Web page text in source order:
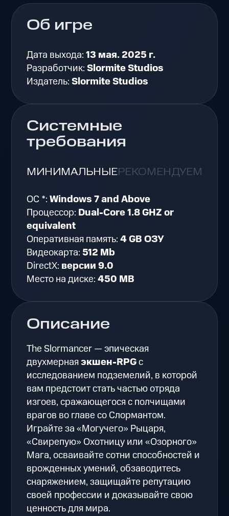
Описание
The Slormancer — эпическая
двухмернаяэкшен-RPGс
исследованием подземелий, в которой
вам предстоит стать частью отряда
изгоев, сражающегося с полчищами
врагов во главе со Слормантом.
Играйте за «Могучего» Рыцаря,
«Свирепую» Охотницу или «Озорного»
Мага, осваивайте сотни способностей и
врожденных умений, обзаводитесь
снаряжением, защищайте репутацию
своей профессии и доказывайте свою
ценность для мира.
Об игре
Дата выхода:13 мая. 2025 г.
Разработчик:Slormite Studios
Издатель:Slormite Studios
Системные
требования
МИНИМАЛЬНЫЕРЕКОМЕНДУЕМЫЕ
ОС *:Windows 7 and Above
Процессор: Dual-Core 1.8 GHZ or
equivalent
Оперативная память:4 GB ОЗУ
Видеокарта:512 Mb
DirectX: версии 9.0
Место на диске:450 MB